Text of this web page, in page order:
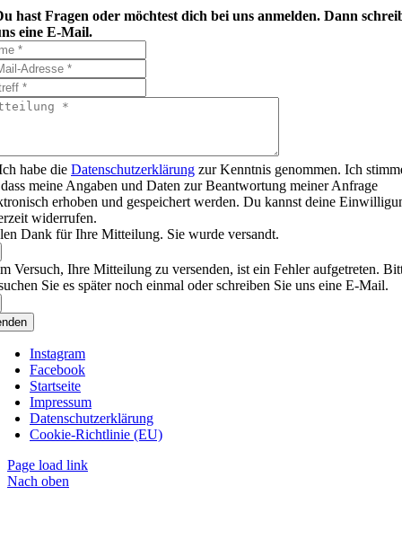
hast Fragen oder möchtest dich bei uns anmelden. Dann
eine E-Mail.
habe die Datenschutzerklärung zur Kenntnis genommen. Ich
meine Angaben und Daten zur Beantwortung meiner Anfrage
erhoben und gespeichert werden. Du kannst deine
widerrufen.
Dank für Ihre Mitteilung. Sie wurde versandt.
Versuch, Ihre Mitteilung zu versenden, ist ein Fehler aufgetreten.
Sie es später noch einmal oder schreiben Sie uns eine E-Mail.
Instagram
Facebook
Startseite
Impressum
Datenschutzerklärung
Cookie-Richtlinie (EU)
Page load link
Nach oben